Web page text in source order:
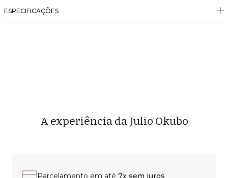
ESPECIFICAÇÕES
A experiência da Julio Okubo
Parcelamento em até 7x sem juros